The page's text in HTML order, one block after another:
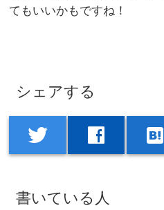
てもいいかもですね！
シェアする
twitter facebook hatenabookmark
書いている人